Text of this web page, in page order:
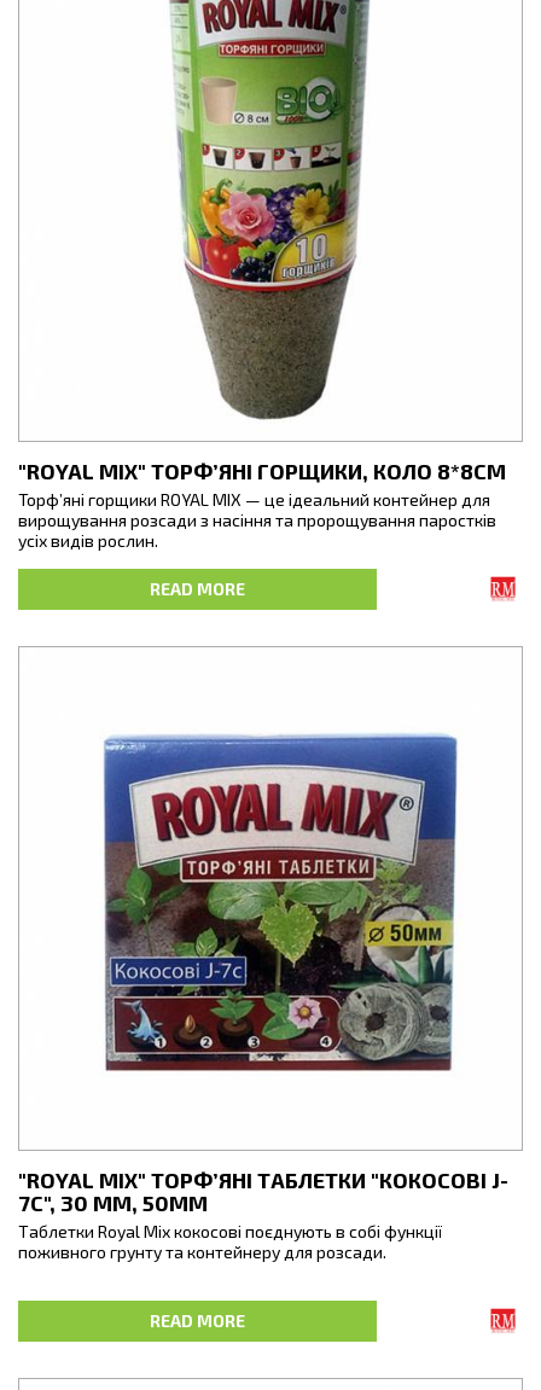
"ROYAL MIX" ТОРФ’ЯНІ ГОРЩИКИ, КОЛО 8*8СМ
Торф’яні горщики ROYAL MIX — це ідеальний контейнер для
вирощування розсади з насіння та пророщування паростків
усіх видів рослин.
Це органічний продукт, що виготовлений з білого мохового
торфу, деревинної маси, вапняку та води. Усі компоненти
READ MORE
"ROYAL MIX" ТОРФ’ЯНІ ТАБЛЕТКИ "КОКОСОВІ J-
7С", 30 ММ, 50ММ
Таблетки Royal Mix кокосові поєднують в собі функції
поживного грунту та контейнеру для розсади.
Сітка по контуру таблетки легко пропускає крізь себе кореневі
відростки, не створюючи перешкод їх активному росту та
розвитку. Завдяки цій особливості коренева система
READ MORE